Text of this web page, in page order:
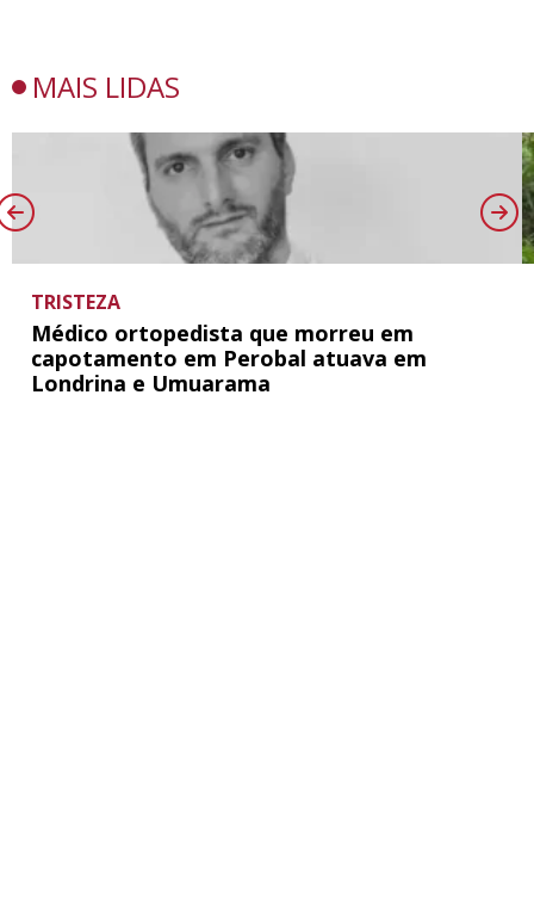
MAIS LIDAS
TRISTEZA
Médico ortopedista que morreu em
capotamento em Perobal atuava em
Londrina e Umuarama